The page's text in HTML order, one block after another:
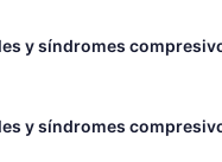
y síndromes
y síndromes